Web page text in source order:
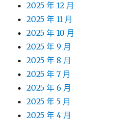
2025 年 12 月
2025 年 11 月
2025 年 10 月
2025 年 9 月
2025 年 8 月
2025 年 7 月
2025 年 6 月
2025 年 5 月
2025 年 4 月